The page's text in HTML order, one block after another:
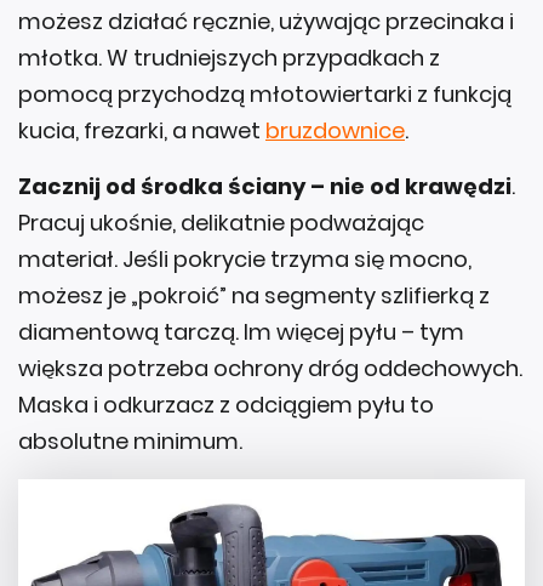
możesz działać ręcznie, używając przecinaka i
młotka. W trudniejszych przypadkach z
pomocą przychodzą młotowiertarki z funkcją
kucia, frezarki, a nawet bruzdownice.
Zacznij od środka ściany – nie od krawędzi.
Pracuj ukośnie, delikatnie podważając
materiał. Jeśli pokrycie trzyma się mocno,
możesz je „pokroić” na segmenty szlifierką z
diamentową tarczą. Im więcej pyłu – tym
większa potrzeba ochrony dróg oddechowych.
Maska i odkurzacz z odciągiem pyłu to
absolutne minimum.